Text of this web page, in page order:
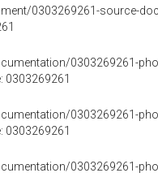
0303269261-source-
0303269261
0303269261